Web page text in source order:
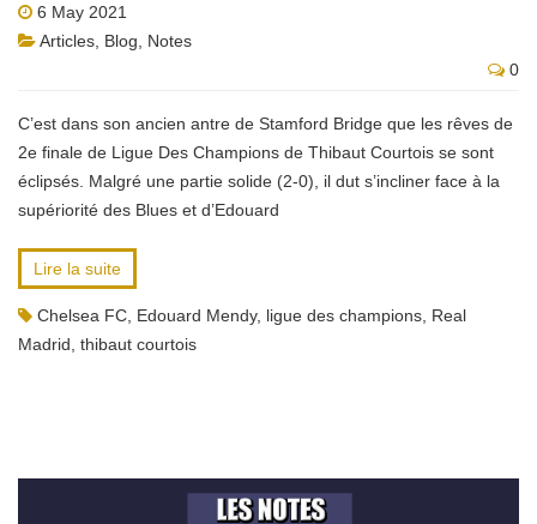
6 May 2021
Articles Blog
Notes
0
C’est dans son ancien antre de Stamford Bridge que les rêves de
2e finale de Ligue Des Champions de Thibaut Courtois se sont
éclipsés. Malgré une partie solide (2-0), il dut s’incliner face à la
supériorité des Blues et d’Edouard
Lire la suite
Chelsea FC Edouard Mendy, ligue des champions Real
Madrid thibaut courtois